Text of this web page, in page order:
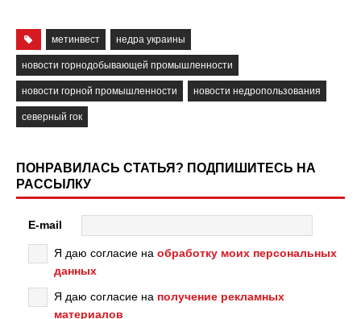
метинвест недра украины
новости горнодобывающей промышленности
новости горной промышленности новости недропользования
северный гок
ПОНРАВИЛАСЬ СТАТЬЯ? ПОДПИШИТЕСЬ НА
РАССЫЛКУ
E-mail
Я даю согласие на обработку моих персональных
данных
Я даю согласие на получение рекламных
материалов